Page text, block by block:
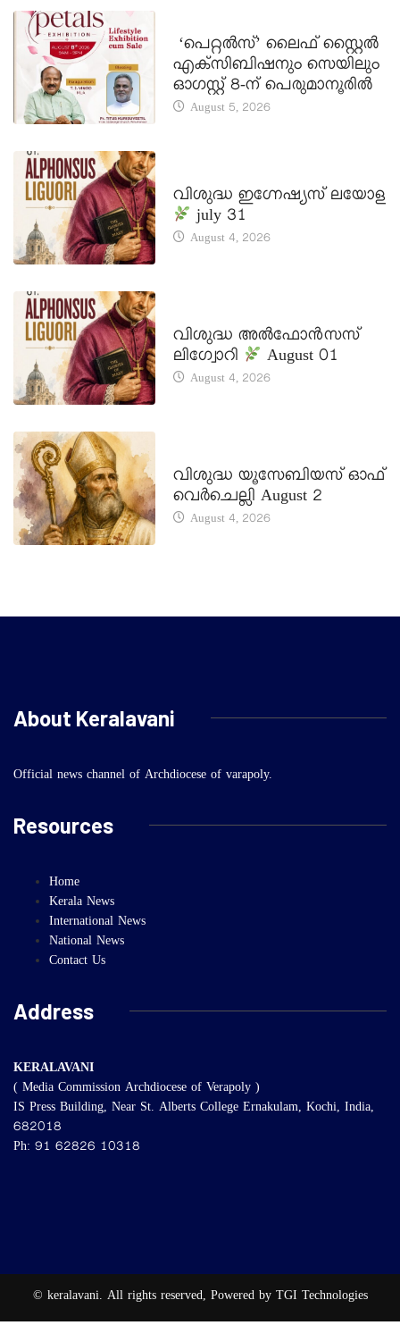
‘പെറ്റൽസ്’ ലൈഫ് സ്റ്റൈൽ
എക്സിബിഷനും സെയിലും
ഓഗസ്റ്റ് 8-ന് പെരുമാനൂരിൽ
August 5, 2026
വിശുദ്ധ ഇഗ്നേഷ്യസ് ലയോള
july 31
August 4, 2026
വിശുദ്ധ അൽഫോൻസസ്
ലിഗ്വോറി
August 01
August 4, 2026
വിശുദ്ധ യൂസേബിയസ് ഓഫ്
വെർചെല്ലി August 2
August 4, 2026
About Keralavani
Official news channel of Archdiocese of varapoly.
Resources
Home
Kerala News
International News
National News
Contact Us
Address
KERALAVANI
( Media Commission Archdiocese of Verapoly )
IS Press Building, Near St. Alberts College Ernakulam, Kochi, India,
682018
Ph: 91 62826 10318
© keralavani. All rights reserved, Powered by TGI Technologies